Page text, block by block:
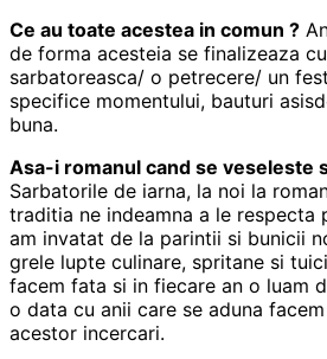
Ce au toate acestea in comun ?
de forma acesteia se finalizeaza
sarbatoreasca/ o petrecere/ un
specifice momentului, bauturi
buna.
Asa-i romanul cand se veseleste
Sarbatorile de iarna, la noi la
traditia ne indeamna a le respecta
am invatat de la parintii si bunicii
grele lupte culinare, spritane si
facem fata si in fiecare an o luam
o data cu anii care se aduna
acestor incercari.